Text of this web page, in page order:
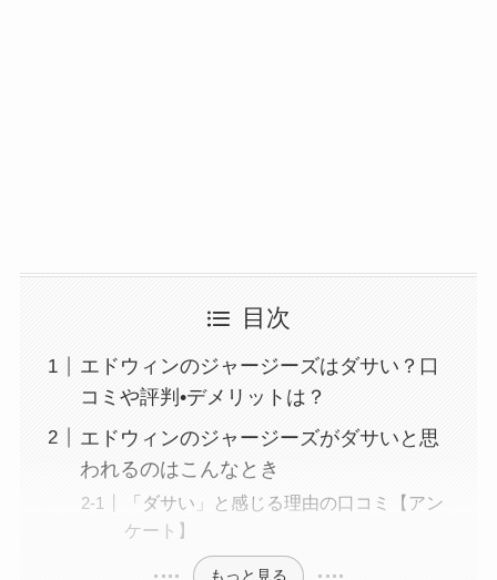
目次
エドウィンのジャージーズはダサい？口
コミや評判•デメリットは？
エドウィンのジャージーズがダサいと思
われるのはこんなとき
「ダサい」と感じる理由の口コミ【アン
ケート】
もっと見る